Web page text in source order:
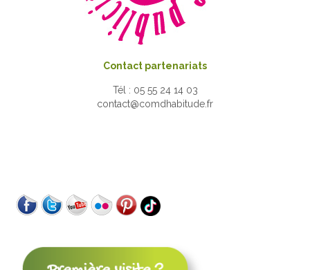
Contact partenariats
Tél : 05 55 24 14 03
contact@comdhabitude.fr